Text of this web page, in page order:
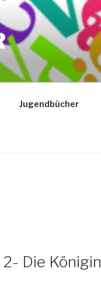
Jugendbücher
Die Königin